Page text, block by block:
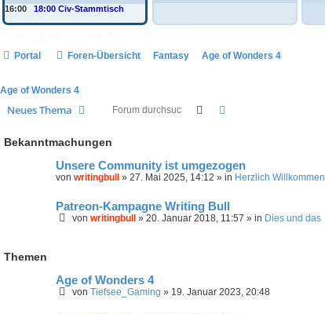
16:00
18:00 Civ-Stammtisch
Portal Foren-Übersicht Fantasy Age of Wonders 4
Age of Wonders 4
Neues Thema Suche
Bekanntmachungen
Unsere Community ist umgezogen
von writingbull » 27. Mai 2025, 14:12 » in Herzlich Willkommen
Patreon-Kampagne Writing Bull
von writingbull » 20. Januar 2018, 11:57 » in Dies und das
Themen
Age of Wonders 4
von Tiefsee_Gaming » 19. Januar 2023, 20:48